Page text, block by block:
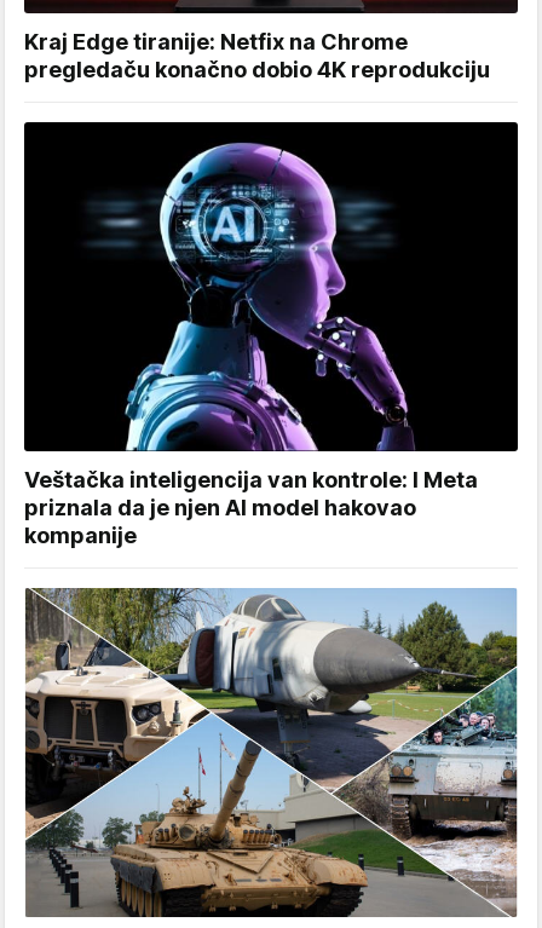
Kraj Edge tiranije: Netfix na Chrome
pregledaču konačno dobio 4K reprodukciju
Veštačka inteligencija van kontrole: I Meta
priznala da je njen AI model hakovao
kompanije